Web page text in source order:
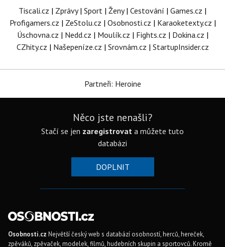
Tiscali.cz | Zprávy| Sport | Ženy| Cestování | Games.cz |
Profigamers.cz | ZeStolu.cz | Osobnosti.cz | Karaoketexty.cz |
Úschovna.cz | Nedd.cz | Moulík.cz | Fights.cz | Dokina.cz |
CZhity.cz | Našepeníze.cz | Srovnám.cz | StartupInsider.cz
Partneři: Heroine
Něco jste nenašli?
Stačí se jen zaregistrovat a můžete tuto
databázi
DOPLNIT
Osobnosti.cz Největší český web s databází osobností, herců, hereček,
zpěváků, zpěvaček, modelek, filmů, hudebních skupin a sportovců. Kromě